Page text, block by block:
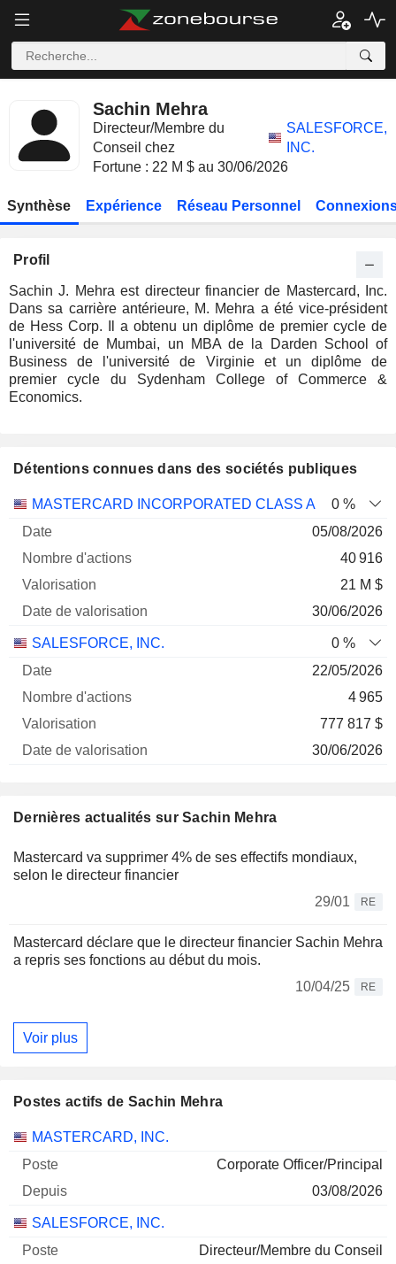
Sachin Mehra
Directeur/Membre du
Conseil chez
SALESFORCE,
INC.
Fortune : 22 M $ au 30/06/2026
Synthèse Expérience Réseau Personnel
Profil
Sachin J. Mehra est directeur financier de Mastercard, Inc.
Dans sa carrière antérieure, M. Mehra a été vice-président
de Hess Corp. Il a obtenu un diplôme de premier cycle de
l'université de Mumbai, un MBA de la Darden School of
Business de l'université de Virginie et un diplôme de
premier cycle du Sydenham College of Commerce &
Economics.
Détentions connues dans des sociétés publiques
Nombre
Date de
MASTERCARD INCORPORATED CLASS A
0 %
05/08/2026
40 916
21 M $
30/06/2026
SALESFORCE, INC.
0 %
22/05/2026
4 965
777 817 $
30/06/2026
Dernières actualités sur Sachin Mehra
Mastercard va supprimer 4% de ses effectifs mondiaux,
selon le directeur financier
29/01
RE
Mastercard déclare que le directeur financier Sachin Mehra
a repris ses fonctions au début du mois.
10/04/25
RE
Voir plus
Postes actifs de Sachin Mehra
Sociétés Poste Début
MASTERCARD, INC.
Corporate Officer/Principal
03/08/2026
SALESFORCE, INC.
Directeur/Membre du Conseil